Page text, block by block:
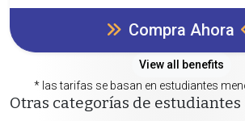
Compra Ahora
View all benefits
* las tarifas se basan en estudiantes
Otras categorías de estudiantes